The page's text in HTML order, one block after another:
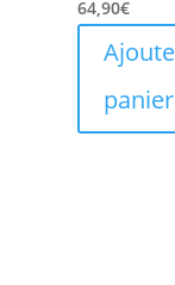
64,90€
panier